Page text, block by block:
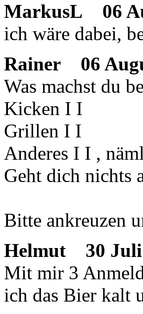
MarkusL
06
ich wäre dabei,
Rainer
06
Was machst du
Kicken I I
Grillen I I
Anderes I I ,
Geht dich nichts
Bitte ankreuzen
Helmut
30 Juli
Mit mir 3
ich das Bier kalt